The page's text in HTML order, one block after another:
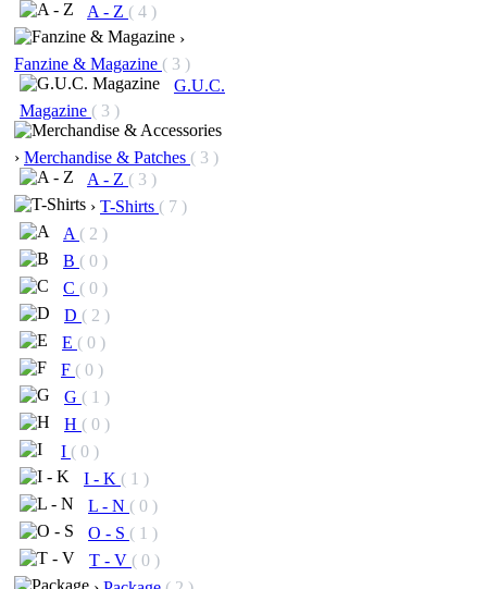
A - Z ( 4 )
›
Fanzine & Magazine ( 3 )
G.U.C.
Magazine ( 3 )
› Merchandise & Patches ( 3 )
A - Z ( 3 )
› T-Shirts ( 7 )
A ( 2 )
B ( 0 )
C ( 0 )
D ( 2 )
E ( 0 )
F ( 0 )
G ( 1 )
H ( 0 )
I ( 0 )
I - K ( 1 )
L - N ( 0 )
O - S ( 1 )
T - V ( 0 )